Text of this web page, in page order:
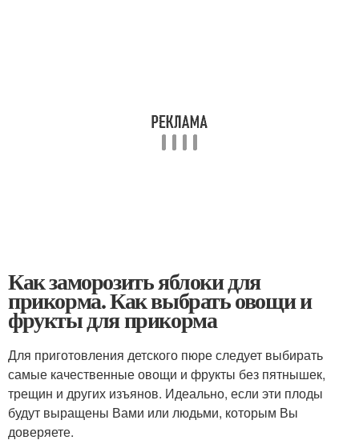
Как заморозить яблоки для
прикорма. Как выбрать овощи и
фрукты для прикорма
Для приготовления детского пюре следует выбирать
самые качественные овощи и фрукты без пятнышек,
трещин и других изъянов. Идеально, если эти плоды
будут выращены Вами или людьми, которым Вы
доверяете.